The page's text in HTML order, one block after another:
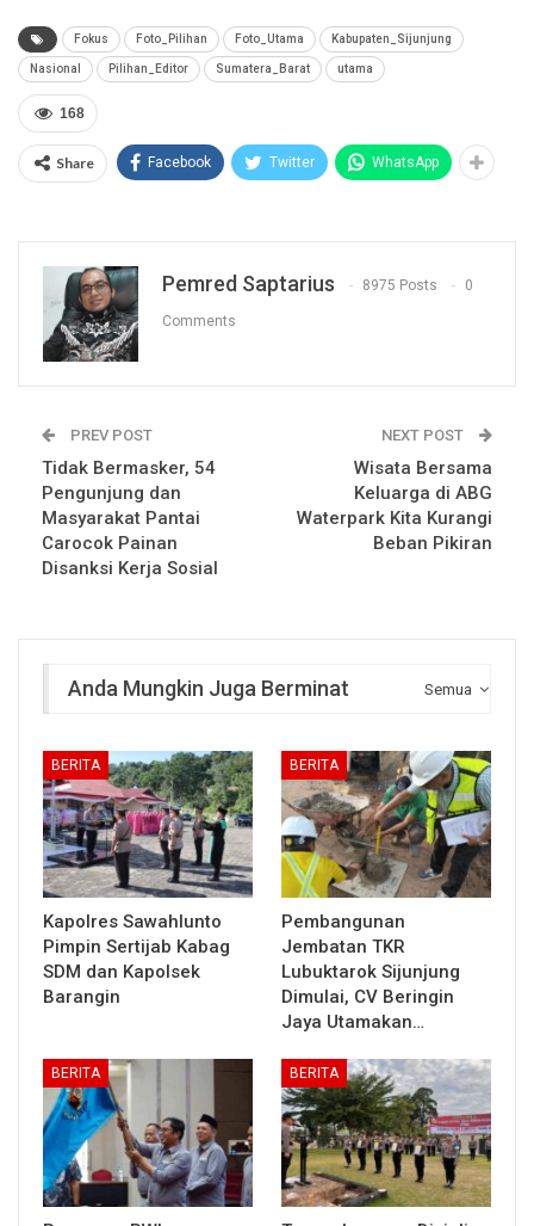
Fokus Foto_Pilihan Foto_Utama Kabupaten_Sijunjung
Nasional Pilihan_Editor Sumatera_Barat utama
168
Share Facebook Twitter WhatsApp
Pemred Saptarius 8975 Posts 0
Comments
PREV POST
Tidak Bermasker, 54
Pengunjung dan
Masyarakat Pantai
Carocok Painan
Disanksi Kerja Sosial
NEXT POST
Wisata Bersama
Keluarga di ABG
Waterpark Kita Kurangi
Beban Pikiran
Semua
Anda Mungkin Juga Berminat
BERITA
Kapolres Sawahlunto
Pimpin Sertijab Kabag
SDM dan Kapolsek
Barangin
BERITA
Pembangunan
Jembatan TKR
Lubuktarok Sijunjung
Dimulai, CV Beringin
Jaya Utamakan…
BERITA BERITA